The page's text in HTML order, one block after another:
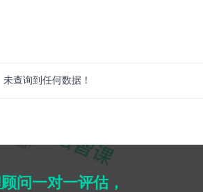
未查询到任何数据！
问一对一评估，